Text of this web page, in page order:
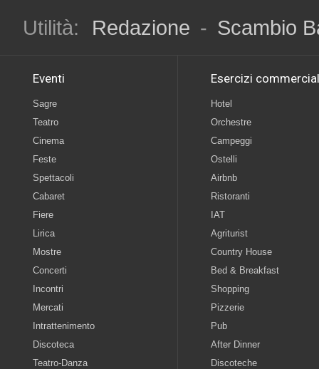
Utilità:
Redazione - Scambio
Eventi
Sagre
Teatro
Cinema
Feste
Spettacoli
Cabaret
Fiere
Lirica
Mostre
Concerti
Incontri
Mercati
Intrattenimento
Discoteca
Teatro-Danza
Esercizi
Hotel
Orchestre
Campeggi
Ostelli
Airbnb
Ristoranti
IAT
Agriturist
Country House
Bed & Breakfast
Shopping
Pizzerie
Pub
After Dinner
Discoteche